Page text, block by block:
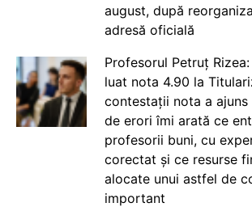
august, după
adresă oficială
Profesorul Petruț
luat nota 4.90 la
contestații nota a
de erori îmi arată ce
profesorii buni, cu
corectat și ce resurse
alocate unui astfel de
important